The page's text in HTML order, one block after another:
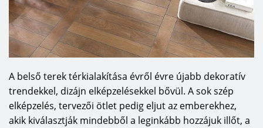
A belső terek térkialakítása évről évre újabb dekoratív
trendekkel, dizájn elképzelésekkel bővül. A sok szép
elképzelés, tervezői ötlet pedig eljut az emberekhez,
akik kiválasztják mindebből a leginkább hozzájuk illőt, a